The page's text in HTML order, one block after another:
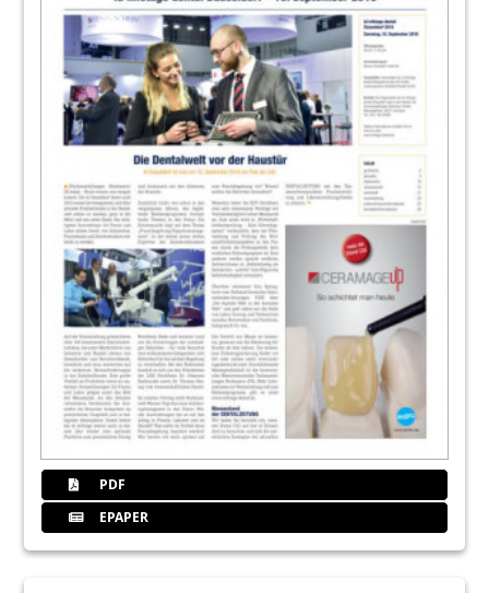
PDF
EPAPER